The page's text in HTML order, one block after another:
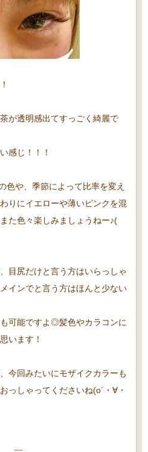
が透明感出てすっごく綺麗で
感じ！！！
色や、季節によって比率を変え
りにイエローや薄いピンクを混
た色々楽しみましょうねー♪(
目尻だけと言う方はいらっしゃ
インでと言う方はほんと少ない
可能ですよ◎髪色やカラコンに
います！
今回みたいにモザイクカラーも
っしゃってくださいね(o´・∀・